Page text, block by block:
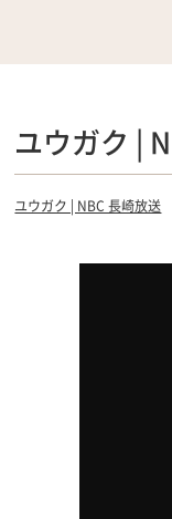
ユウガク |
ユウガク | NBC 長崎放送